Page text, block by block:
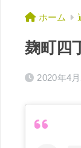
ホーム
麹町四
2020年4